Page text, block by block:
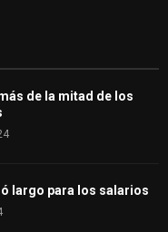
H
de la mitad de los
largo para los salarios